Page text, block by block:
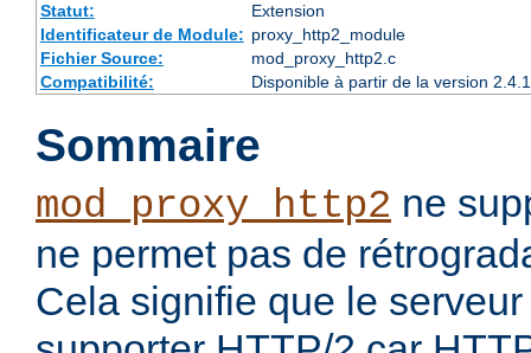
Statut:
Extension
Identificateur de Module: proxy_http2_module
Fichier Source:
mod_proxy_http2.c
Compatibilité:
Disponible à partir de la version
Sommaire
mod_proxy_http2 ne
ne permet pas de
Cela signifie que le